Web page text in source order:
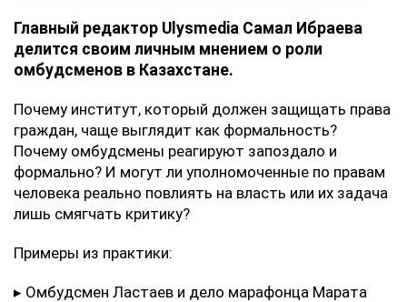
Главный редактор Ulysmedia Самал Ибраева
делится своим личным мнением о роли
омбудсменов в Казахстане.
Почему институт, который должен защищать права
граждан, чаще выглядит как формальность?
Почему омбудсмены реагируют запоздало и
формально? И могут ли уполномоченные по правам
человека реально повлиять на власть или их задача
лишь смягчать критику?
Примеры из практики:
▸ Омбудсмен Ластаев и дело марафонца Марата